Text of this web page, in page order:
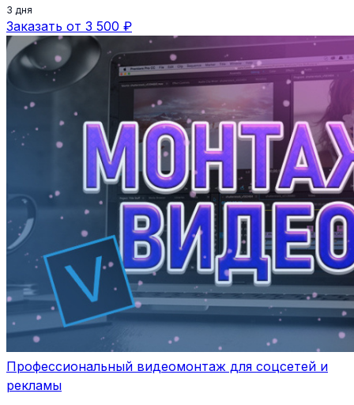
3 дня
Заказать от 3 500 ₽
Профессиональный видеомонтаж для соцсетей и
рекламы